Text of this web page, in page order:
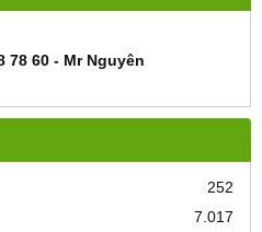
78 60 - Mr Nguyên
252
7.017